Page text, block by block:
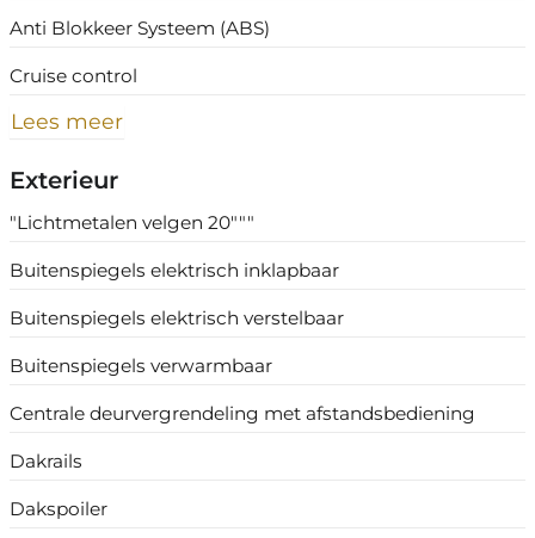
Anti Blokkeer Systeem (ABS)
Cruise control
Lees meer
Exterieur
"Lichtmetalen velgen 20"""
Buitenspiegels elektrisch inklapbaar
Buitenspiegels elektrisch verstelbaar
Buitenspiegels verwarmbaar
Centrale deurvergrendeling met afstandsbediening
Dakrails
Dakspoiler